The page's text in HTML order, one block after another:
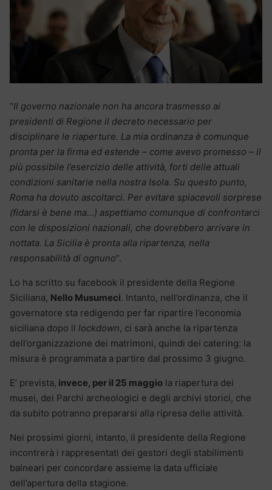
“Il governo nazionale non ha ancora trasmesso ai
presidenti di Regione il decreto necessario per
disciplinare le riaperture. La mia ordinanza è comunque
pronta per la firma ed estende – come avevo promesso – il
più possibile l’esercizio delle attività, forti delle attuali
condizioni sanitarie nella nostra Isola. Su questo punto,
Roma ha dovuto ascoltarci. Per evitare spiacevoli sorprese
(fidarsi è bene ma…) aspettiamo comunque di confrontarci
con le disposizioni nazionali, che dovrebbero arrivare in
nottata. La Sicilia è pronta alla ripartenza, nella
responsabilità di ognuno”.
Lo ha scritto su facebook il presidente della Regione
Siciliana, Nello Musumeci. Intanto, nell’ordinanza, che il
governatore sta redigendo per far ripartire l’economia
siciliana dopo il lockdown, ci sarà anche la ripartenza
dell’organizzazione dei matrimoni, quindi dei catering: la
misura è programmata a partire dal prossimo 3 giugno.
E’ prevista, invece, per il 25 maggio la riapertura dei
musei, dei Parchi archeologici e degli archivi storici, che
da subito potranno prepararsi alla ripresa delle attività.
Nei prossimi giorni, intanto, il presidente della Regione
incontrerà i rappresentati dei gestori degli stabilimenti
balneari per concordare assieme la data ufficiale
dell’apertura della stagione.